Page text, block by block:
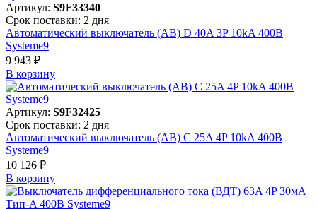
Артикул: S9F33340
Срок поставки: 2 дня
Автоматический выключатель (АВ) D 40A 3P 10kA 400В
Systeme9
9 943 ₽
В корзинy
Артикул: S9F32425
Срок поставки: 2 дня
Автоматический выключатель (АВ) C 25A 4P 10kA 400В
Systeme9
10 126 ₽
В корзинy